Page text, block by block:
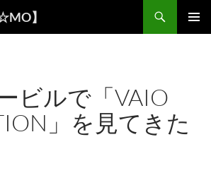
】
ビルで「VAIO
」を見てきた